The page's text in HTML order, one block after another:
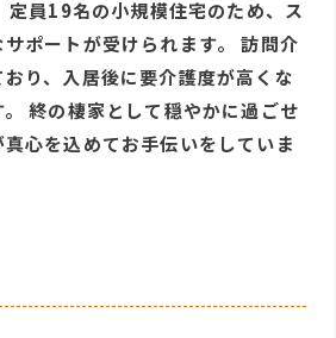
定員19名の小規模住宅のため、ス
ポートが受けられます。 訪問介
り、入居後に要介護度が高くな
終の棲家として穏やかに過ごせ
心を込めてお手伝いをしていま